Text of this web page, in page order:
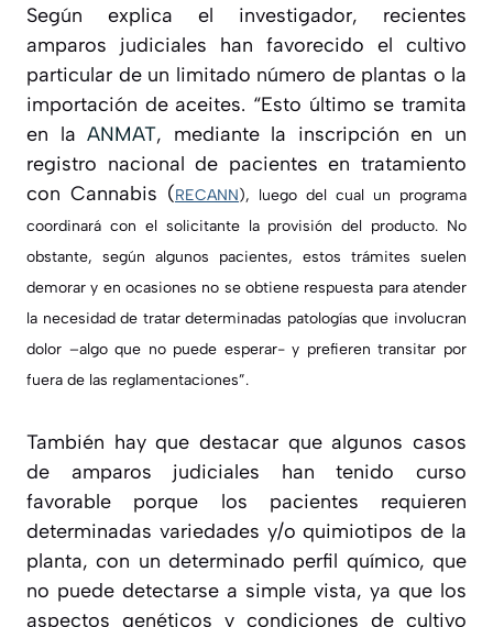
Según explica el investigador, recientes
amparos judiciales han favorecido el cultivo
particular de un limitado número de plantas o la
importación de aceites. “Esto último se tramita
en la ANMAT, mediante la inscripción en un
registro nacional de pacientes en tratamiento
con Cannabis (RECANN), luego del cual un programa
coordinará con el solicitante la provisión del producto. No
obstante, según algunos pacientes, estos trámites suelen
demorar y en ocasiones no se obtiene respuesta para atender
la necesidad de tratar determinadas patologías que involucran
dolor –algo que no puede esperar- y prefieren transitar por
fuera de las reglamentaciones”.
También hay que destacar que algunos casos
de amparos judiciales han tenido curso
favorable porque los pacientes requieren
determinadas variedades y/o quimiotipos de la
planta, con un determinado perfil químico, que
no puede detectarse a simple vista, ya que los
aspectos genéticos y condiciones de cultivo